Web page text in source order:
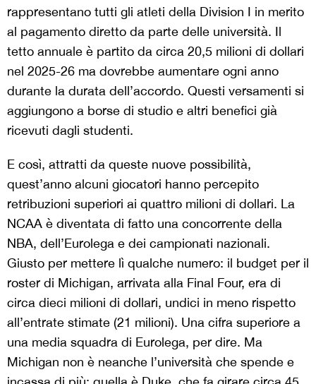
rappresentano tutti gli atleti della Division I in merito
al pagamento diretto da parte delle università. Il
tetto annuale è partito da circa 20,5 milioni di dollari
nel 2025-26 ma dovrebbe aumentare ogni anno
durante la durata dell’accordo. Questi versamenti si
aggiungono a borse di studio e altri benefici già
ricevuti dagli studenti.
E così, attratti da queste nuove possibilità,
quest’anno alcuni giocatori hanno percepito
retribuzioni superiori ai quattro milioni di dollari. La
NCAA è diventata di fatto una concorrente della
NBA, dell’Eurolega e dei campionati nazionali.
Giusto per mettere lì qualche numero: il budget per il
roster di Michigan, arrivata alla Final Four, era di
circa dieci milioni di dollari, undici in meno rispetto
all’entrate stimate (21 milioni). Una cifra superiore a
una media squadra di Eurolega, per dire. Ma
Michigan non è neanche l’università che spende e